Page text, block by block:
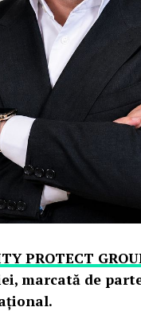
PROTECT
marcată de